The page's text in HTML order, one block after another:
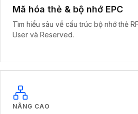
Mã hóa thẻ & bộ nhớ EPC
Tìm hiểu sâu về cấu trúc bộ nhớ thẻ
User và Reserved.
NÂNG CAO